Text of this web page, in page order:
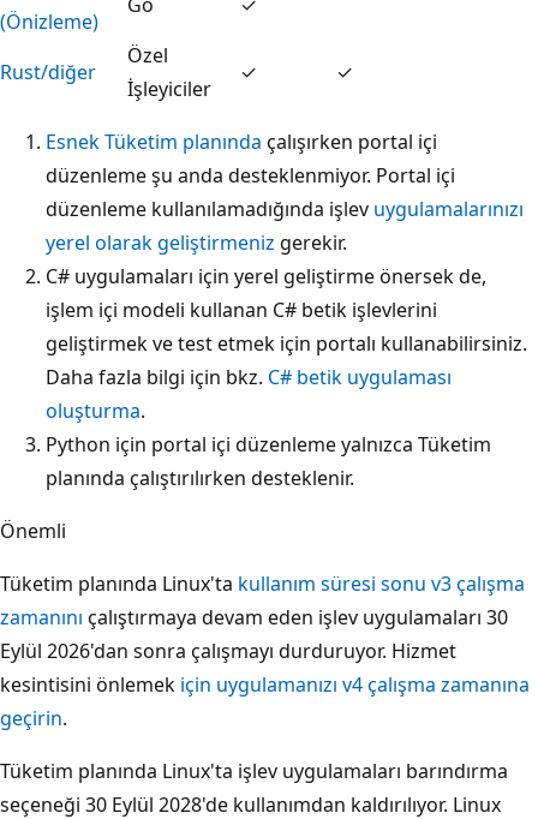
(Önizleme)
Rust/diğer
Özel
İşleyiciler
✓ ✓
Esnek Tüketim planında çalışırken portal içi
düzenleme şu anda desteklenmiyor. Portal içi
düzenleme kullanılamadığında işlev uygulamalarınızı
yerel olarak geliştirmeniz gerekir.
C# uygulamaları için yerel geliştirme önersek de,
işlem içi modeli kullanan C# betik işlevlerini
geliştirmek ve test etmek için portalı kullanabilirsiniz.
Daha fazla bilgi için bkz. C# betik uygulaması
oluşturma.
Python için portal içi düzenleme yalnızca Tüketim
planında çalıştırılırken desteklenir.
Önemli
Tüketim planında Linux'ta kullanım süresi sonu v3 çalışma
zamanını çalıştırmaya devam eden işlev uygulamaları 30
Eylül 2026'dan sonra çalışmayı durduruyor. Hizmet
kesintisini önlemek için uygulamanızı v4 çalışma zamanına
geçirin.
Tüketim planında Linux'ta işlev uygulamaları barındırma
seçeneği 30 Eylül 2028'de kullanımdan kaldırılıyor. Linux